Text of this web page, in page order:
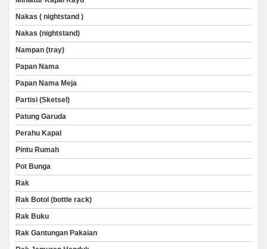
Nakas ( nightstand )
Nakas (nightstand)
Nampan (tray)
Papan Nama
Papan Nama Meja
Partisi (Sketsel)
Patung Garuda
Perahu Kapal
Pintu Rumah
Pot Bunga
Rak
Rak Botol (bottle rack)
Rak Buku
Rak Gantungan Pakaian